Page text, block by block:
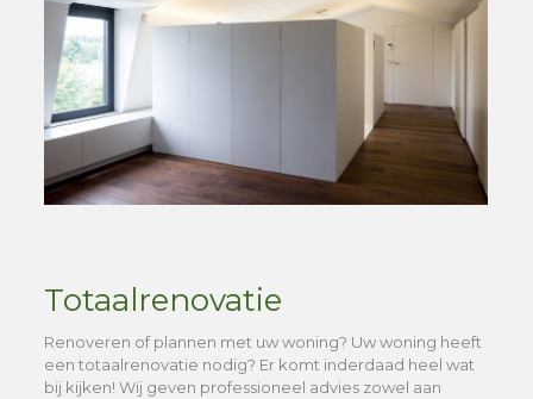
Totaalrenovatie
Renoveren of plannen met uw woning? Uw woning heeft
een totaalrenovatie nodig? Er komt inderdaad heel wat
bij kijken! Wij geven professioneel advies zowel aan